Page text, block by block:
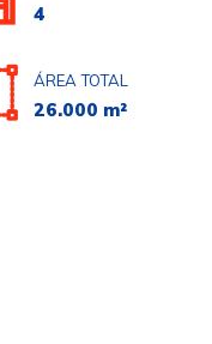
4
ÁREA TOTAL
26.000 m²